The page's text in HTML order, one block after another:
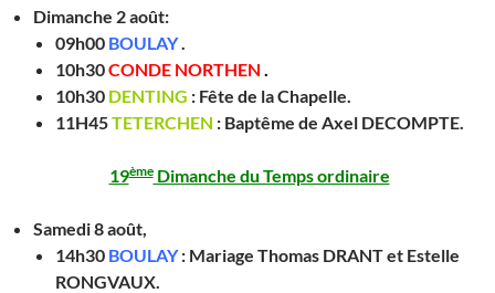
Dimanche 2 août:
09h00 BOULAY.
10h30CONDE NORTHEN .
10h30 DENTING : Fête de la Chapelle.
11H45TETERCHEN : Baptême de Axel DECOMPTE.
19èmeDimanche du Temps ordinaire
Samedi 8 août,
14h30 BOULAY: Mariage Thomas DRANT et Estelle
RONGVAUX.